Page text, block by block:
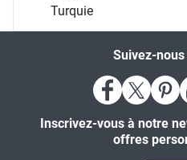
Turquie
Suivez-
Inscrivez-vous à notre
offres